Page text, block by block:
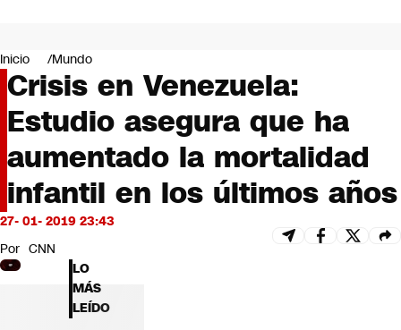
Negocios
Deportes
Programas completos
Cultura
Servicios
Bits
CNN tiempo
Futuro 360
Inicio Mundo
Crisis en Venezuela:
Estudio asegura que ha
aumentado la mortalidad
infantil en los últimos años
27- 01- 2019 23:43
Por CNN
LO
MÁS
LEÍDO